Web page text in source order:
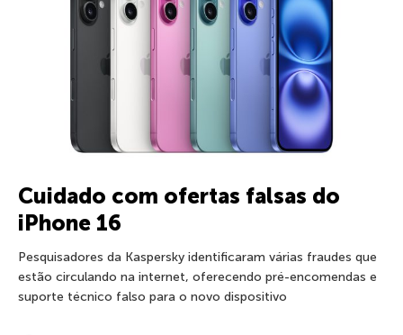
Cuidado com ofertas falsas do
iPhone 16
Pesquisadores da Kaspersky identificaram várias fraudes que
estão circulando na internet, oferecendo pré-encomendas e
suporte técnico falso para o novo dispositivo